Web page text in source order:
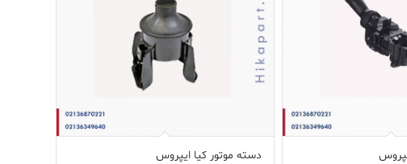
دسته موتور کیا ایپروس